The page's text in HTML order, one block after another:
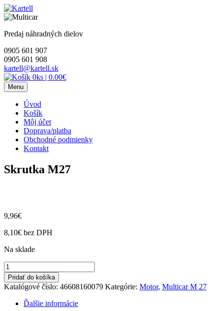
Skip
to
Predaj náhradných dielov
0905 601 907
0905 601 908
kartell@kartell.sk
0ks | 0.00€
Menu
Úvod
Košík
Môj účet
Doprava/platba
Obchodné podmienky
Kontakt
Skrutka M27
9,96€
8,10€ bez DPH
Na sklade
množstvo
Skrutka
M27
Pridať do košíka
Katalógové číslo: 46608160079 Kategórie: Motor, Multicar M 27
Ďalšie informácie